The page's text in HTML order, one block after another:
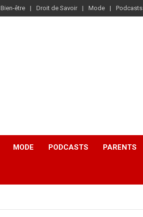
Bien-être Droit de Savoir Mode Podcasts
MODE PODCASTS PARENTS